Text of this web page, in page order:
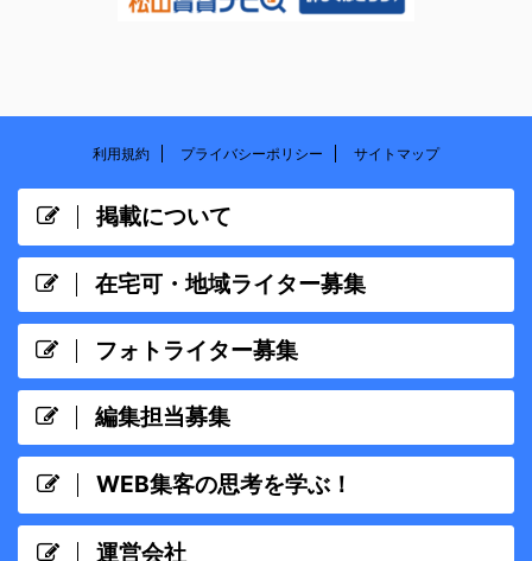
利用規約 プライバシーポリシー サイトマップ
掲載について
在宅可・地域ライター募集
フォトライター募集
編集担当募集
WEB集客の思考を学ぶ！
運営会社